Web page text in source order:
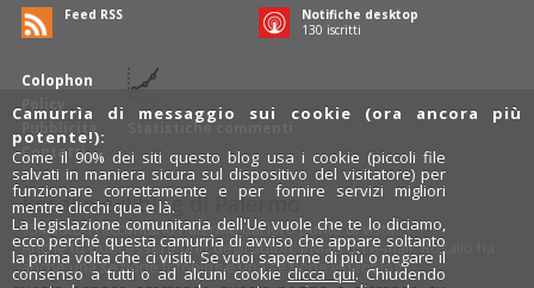
Colophon
Policy
Pubblicità
Contatti
Statistiche commenti
Feed RSS
Notifiche desktop
130 iscritti
Rosalio è il blog di Palermo
754 autoriraccontano Palermo dal loro punto di vista.
Anche tu puoi essere uno degli autori: inviaci un' e-mail. Rosalio ha
anche una sezionefotobloge una sezionevideoblog.
Camurrìa di messaggio sui cookie (ora ancora più
potente!):
Come il 90% dei siti questo blog usa i cookie (piccoli file
salvati in maniera sicura sul dispositivo del visitatore) per
funzionare correttamente e per fornire servizi migliori
mentre clicchi qua e là.
La legislazione comunitaria dell'Ue vuole che te lo diciamo,
ecco perché questa camurrìa di avviso che appare soltanto
la prima volta che ci visiti. Se vuoi saperne di più o negare il
consenso a tutti o ad alcuni cookie clicca qui. Chiudendo